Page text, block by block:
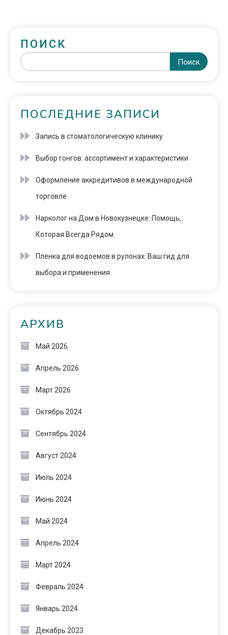
ПОИСК
Поиск
ПОСЛЕДНИЕ ЗАПИСИ
Запись в стоматологическую клинику
Выбор гонгов: ассортимент и характеристики
Оформление аккредитивов в международной
торговле
Нарколог на Дом в Новокузнецке: Помощь,
Которая Всегда Рядом
Пленка для водоемов в рулонах: Ваш гид для
выбора и применения
АРХИВ
Май 2026
Апрель 2026
Март 2026
Октябрь 2024
Сентябрь 2024
Август 2024
Июль 2024
Июнь 2024
Май 2024
Апрель 2024
Март 2024
Февраль 2024
Январь 2024
Декабрь 2023